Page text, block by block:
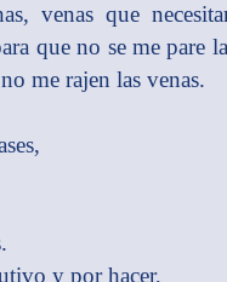
venas que
que no se me pare
me rajen las venas.
y por hacer,